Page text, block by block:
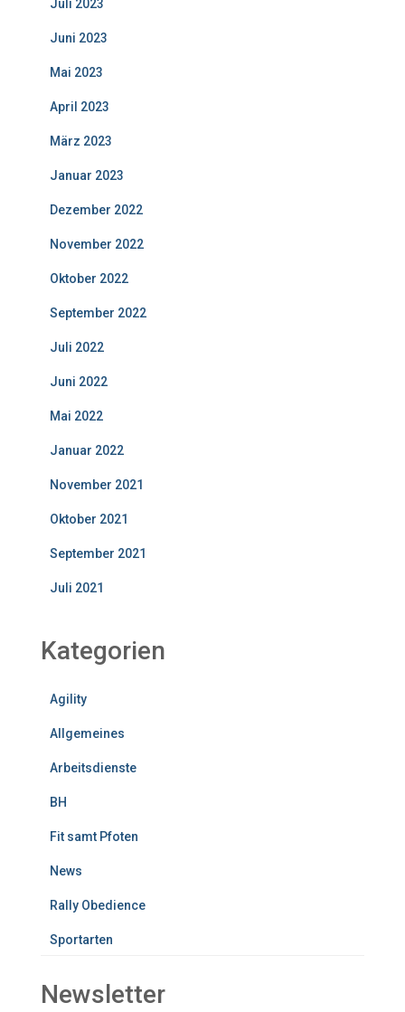
Juli 2023
Juni 2023
Mai 2023
April 2023
März 2023
Januar 2023
Dezember 2022
November 2022
Oktober 2022
September 2022
Juli 2022
Juni 2022
Mai 2022
Januar 2022
November 2021
Oktober 2021
September 2021
Juli 2021
Kategorien
Agility
Allgemeines
Arbeitsdienste
BH
Fit samt Pfoten
News
Rally Obedience
Sportarten
Newsletter